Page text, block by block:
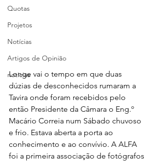
Quotas
Projetos
Notícias
Artigos de Opinião
noticias
Longe vai o tempo em que duas
dúzias de desconhecidos rumaram a
Tavira onde foram recebidos pelo
então Presidente da Câmara o Eng.º
Macário Correia num Sábado chuvoso
e frio. Estava aberta a porta ao
conhecimento e ao convívio. A ALFA
foi a primeira associação de fotógrafos